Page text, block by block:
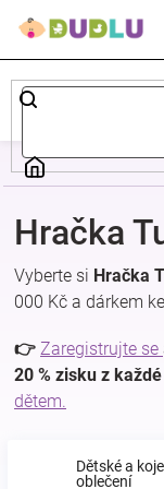
Dětské
a
a
Hračka
Vyberte si Hračka
000 Kč a dárkem
👉 Zaregistrujte se
20 % zisku z
dětem.
Dětské a
oblečení